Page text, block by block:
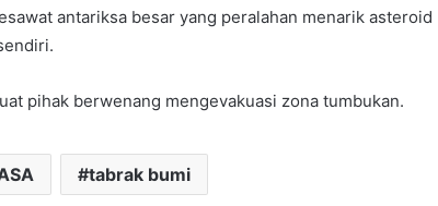
antariksa besar yang peralahan menarik asteroid
pihak berwenang mengevakuasi zona tumbukan.
tabrak bumi